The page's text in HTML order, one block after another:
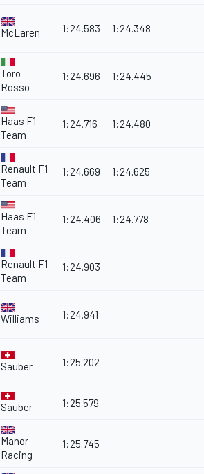
McLaren 1:24.583 1:24.348
Toro
Rosso
1:24.696 1:24.445
Haas F1
Team
1:24.716 1:24.480
Renault F1
Team
1:24.669 1:24.625
Haas F1
Team
1:24.406 1:24.778
Renault F1
Team
1:24.903
Williams 1:24.941
Sauber 1:25.202
Sauber 1:25.579
Manor
Racing
1:25.745